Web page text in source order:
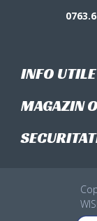
INFO UTILE
MAGAZIN